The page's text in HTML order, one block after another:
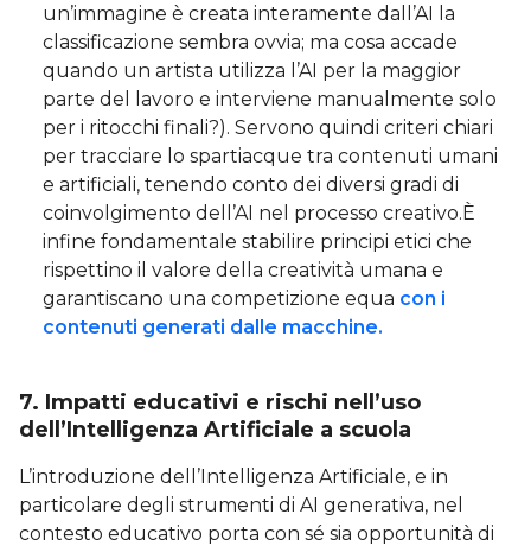
un’immagine è creata interamente dall’AI la
classificazione sembra ovvia; ma cosa accade
quando un artista utilizza l’AI per la maggior
parte del lavoro e interviene manualmente solo
per i ritocchi finali?). Servono quindi criteri chiari
per tracciare lo spartiacque tra contenuti umani
e artificiali, tenendo conto dei diversi gradi di
coinvolgimento dell’AI nel processo creativo.È
infine fondamentale stabilire principi etici che
rispettino il valore della creatività umana e
garantiscano una competizione equa con i
contenuti generati dalle macchine.
7. Impatti educativi e rischi nell’uso
dell’Intelligenza Artificiale a scuola
L’introduzione dell’Intelligenza Artificiale, e in
particolare degli strumenti di AI generativa, nel
contesto educativo porta con sé sia opportunità di